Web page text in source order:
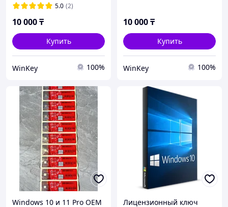
5.0 (2)
10 000₸
Купить
WinKey 100%
10 000₸
Купить
WinKey 100%
Windows 10 и 11 Pro ОЕМ
Лицензионный ключ